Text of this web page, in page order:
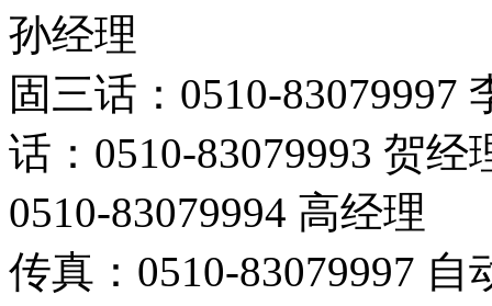
孙经理
固三话：0510-
话：0510-83079993 贺
0510-83079994 高经理
传真：0510-83079997 自